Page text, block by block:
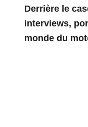
Derrière le
interviews,
monde du